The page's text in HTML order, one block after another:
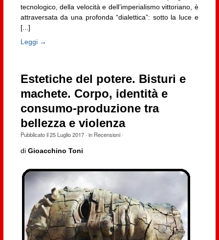
tecnologico, della velocità e dell’imperialismo vittoriano, è
attraversata da una profonda “dialettica”: sotto la luce e
[...]
Leggi →
Estetiche del potere. Bisturi e
machete. Corpo, identità e
consumo-produzione tra
bellezza e violenza
Pubblicato il25 Luglio 2017· in Recensioni·
di Gioacchino Toni